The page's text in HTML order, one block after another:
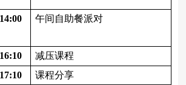
00 午间自助餐派对
10
减压课程
10 课程分享